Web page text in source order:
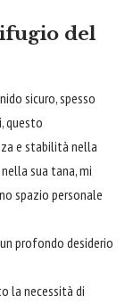
del
sicuro, spesso
questo
e stabilità nella
sua tana, mi
spazio personale
profondo desiderio
la necessità di